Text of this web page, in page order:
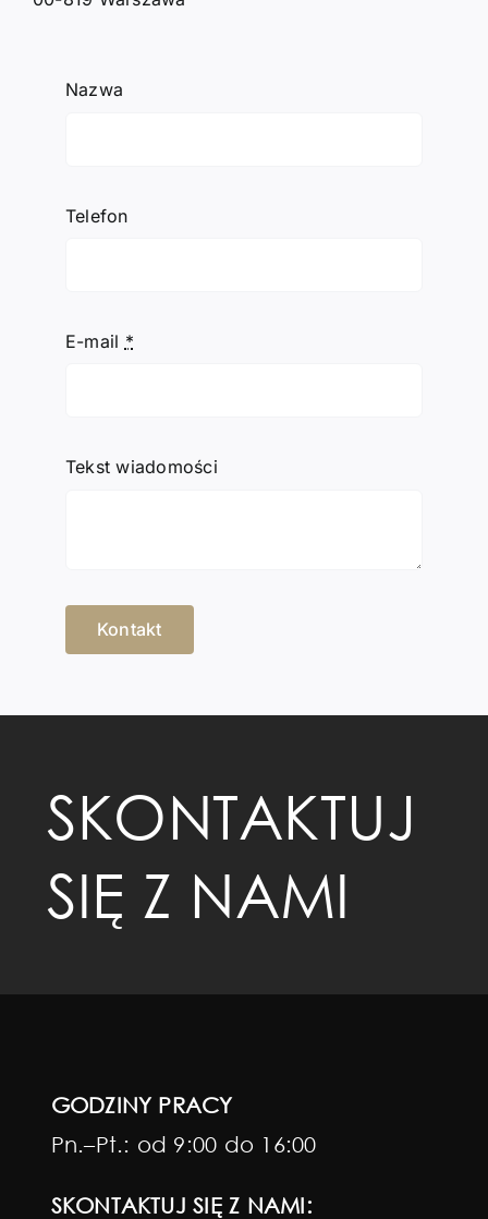
Nazwa
Telefon
E-mail *
Tekst wiadomości
Kontakt
SKONTAKTUJ
SIĘ Z NAMI
GODZINY PRACY
Pn.–Pt.: od 9:00 do 16:00
SKONTAKTUJ SIĘ Z NAMI: